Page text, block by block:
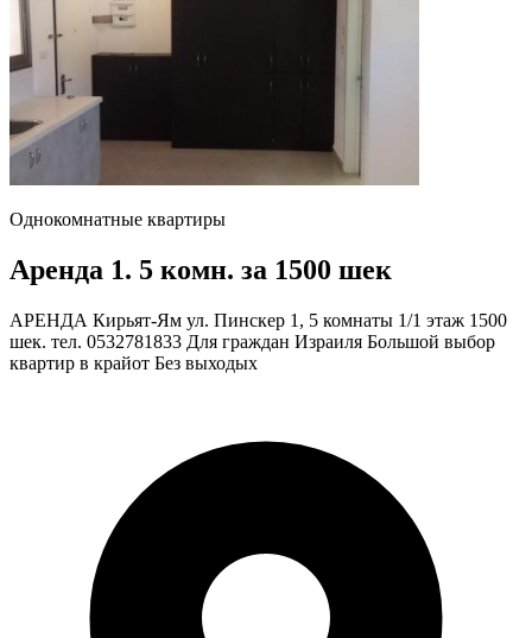
Однокомнатные квартиры
Аренда 1. 5 комн. за 1500 шек
АРЕНДА Кирьят-Ям ул. Пинскер 1, 5 комнаты 1/1 этаж 1500
шек. тел. 0532781833 Для граждан Израиля Большой выбор
квартир в крайот Без выходых